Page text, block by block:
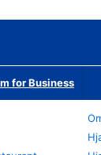
for Business